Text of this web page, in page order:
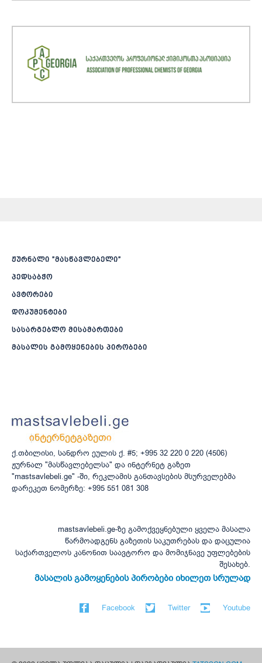
ჟურნალი ”მასწავლებელი”
პედსაბჭო
ავტორები
დოკუმენტები
სასარგებლო მისამართები
მასალის გამოყენების პირობები
ქ.თბილისი, სანდრო ეულის ქ. #5; +995 32 220 0 220 (4506)
ჟურნალ "მასწავლებელსა" და ინტერნეტ გაზეთ
"mastsavlebeli.ge" -ში, რეკლამის განთავსების მსურველებმა
დარეკეთ ნომერზე: +995 551 081 308
mastsavlebeli.ge-ზე გამოქვეყნებული ყველა მასალა
წარმოადგენს გაზეთის საკუთრებას და დაცულია
საქართველოს კანონით საავტორო და მომიჯნავე უფლებების
შესახებ.
მასალის გამოყენების პირობები იხილეთ სრულად
Facebook Twitter Youtube